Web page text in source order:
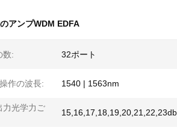
アンプWDM EDFA
数: 32ポート
作の波長: 1540 | 1563nm
力光学力ご